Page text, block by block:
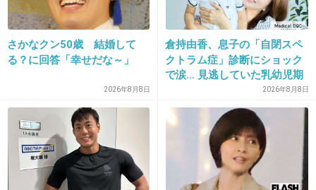
28. 匿名 2014/06/24(火) 12:46:00
本人はうまいこと言ったつもりかもしれないけ
どいつも内容が薄っぺらいんだよね(笑)
-4
29. 匿名2014/06/24(火) 12:46:16
９
さかなクン50歳 結婚して
る？に回答「幸せだな～」
2026年8月8日
倉持由香、息子の「自閉スペ
クトラム症」診断にショック
で涙… 見逃していた乳幼児期
2026年8月8日